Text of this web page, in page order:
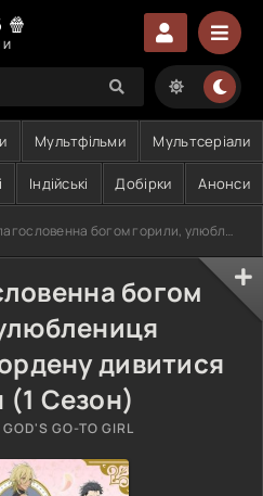
Мультфільми Мультсеріали
Індійські Добірки Анонси
богом горили, улюблениця лицарського ордену
богом
дивитися
(1 Сезон)
GO-TO GIRL